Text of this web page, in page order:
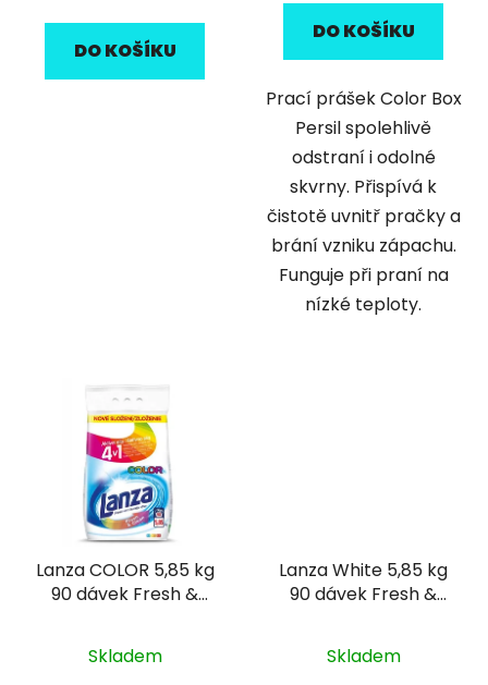
DO KOŠÍKU
DO KOŠÍKU
Prací prášek Color Box
Persil spolehlivě
odstraní i odolné
skvrny. Přispívá k
čistotě uvnitř pračky a
brání vzniku zápachu.
Funguje při praní na
nízké teploty.
Lanza COLOR 5,85 kg
90 dávek Fresh &
Skladem
Lanza White 5,85 kg
90 dávek Fresh &
Skladem